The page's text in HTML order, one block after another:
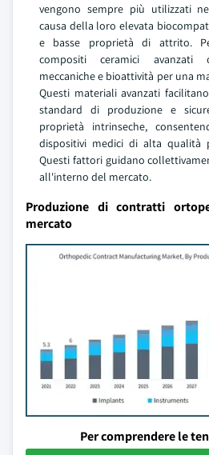
vengono sempre più utilizzati
causa della loro elevata
e basse proprietà di attrito.
compositi ceramici
meccaniche e bioattività per una
Questi materiali avanzati
standard di produzione e
proprietà intrinseche,
dispositivi medici di alta qualità
Questi fattori guidano
all'interno del mercato.
Produzione di contratti
mercato
Per comprendere le